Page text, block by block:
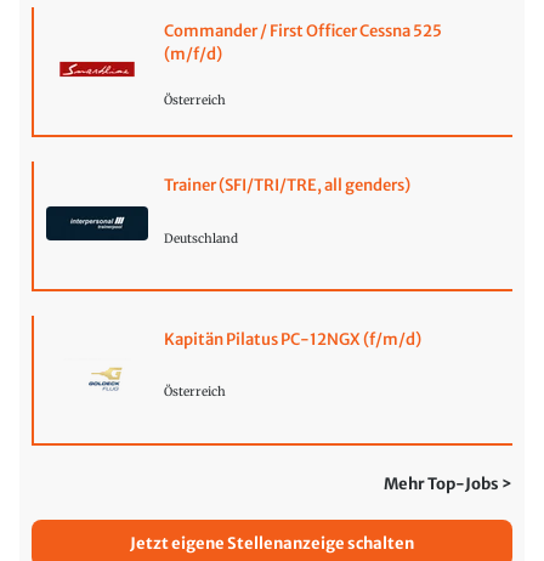
Commander / First Officer Cessna 525
(m/f/d)
Österreich
Trainer (SFI/TRI/TRE, all genders)
Deutschland
Kapitän Pilatus PC-12NGX (f/m/d)
Österreich
Mehr Top-Jobs >
Jetzt eigene Stellenanzeige schalten